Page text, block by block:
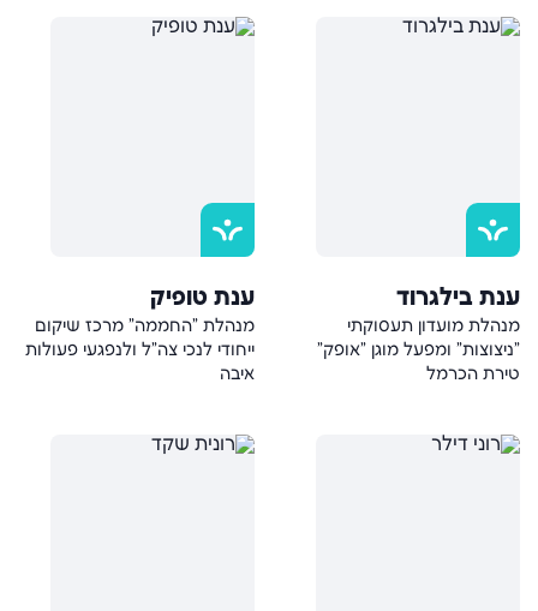
ענת בילגרוד
מנהלת מועדון תעסוקתי
"ניצוצות" ומפעל מוגן "אופק"
טירת הכרמל
ענת טופיק
מנהלת "החממה" מרכז שיקום
ייחודי לנכי צה"ל ולנפגעי פעולות
איבה